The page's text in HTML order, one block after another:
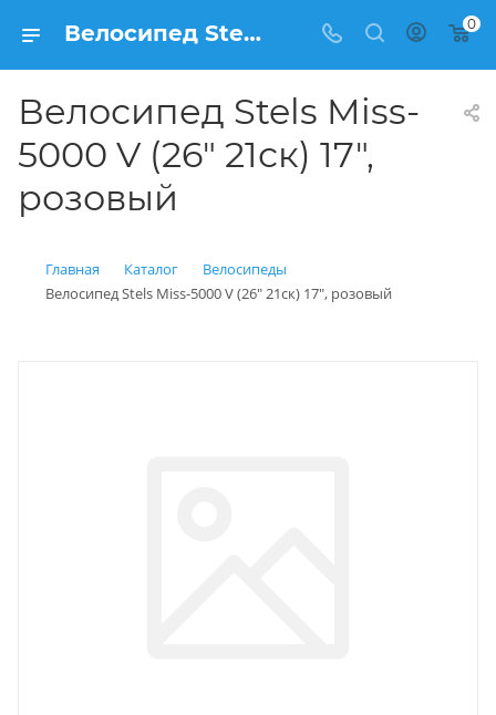
Велосипед Stels Miss-5000 V (26" 21ск) 17", розовый купить: цена 10 750 рублей в Балашихе | Интернет магазин Вело150 0
Велосипед Stels Miss-
5000 V (26" 21ск) 17",
розовый
Главная Каталог
Велосипеды
Велосипед Stels Miss-5000 V (26" 21ск) 17", розовый